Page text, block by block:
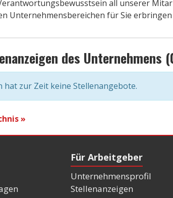
all unserer
Unternehmensbereichen für Sie
des Unternehmens
hat zur Zeit keine Stellenangebote.
»
Für Arbeitgeber
Unternehmensprofil
Stellenanzeigen